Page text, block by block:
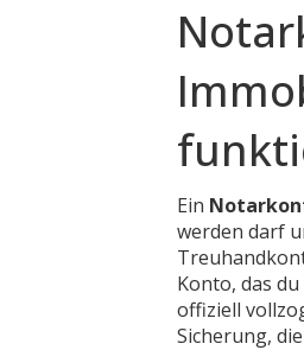
Ein
werden darf
Konto, das
offiziell
Sicherung,